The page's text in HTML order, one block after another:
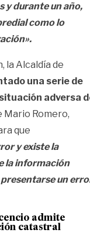
y durante un año,
como lo
la Alcaldía de
una serie de
adversa
Mario Romero,
que
y existe la
la información
un
admite
catastral